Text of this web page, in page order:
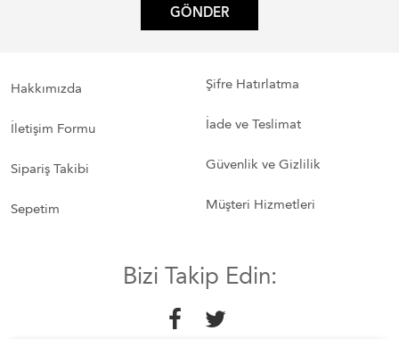
GÖNDER
Hakkımızda
İletişim Formu
Sipariş Takibi
Sepetim
Şifre Hatırlatma
İade ve Teslimat
Güvenlik ve Gizlilik
Müşteri Hizmetleri
Bizi Takip Edin: